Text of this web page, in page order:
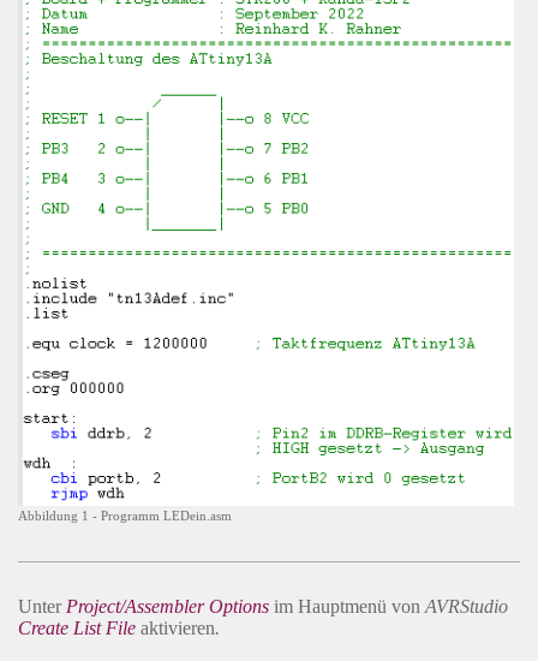
Abbildung 1 - Programm LEDein.asm
Unter Project/Assembler Options im Hauptmenü vonAVRStudio
Create List File aktivieren.